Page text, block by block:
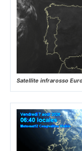
Satellite infrarosso